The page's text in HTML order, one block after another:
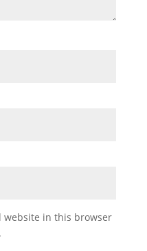
website in this browser